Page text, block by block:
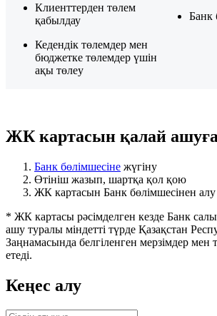
Клиенттерден төлем
қабылдау
Кедендік төлемдер мен
бюджетке төлемдер үшін
ақы төлеу
Банк
ЖК картасын қалай
Банк бөлімшесіне жүгіну
Өтініш жазып, шартқа қол қою
ЖК картасын Банк бөлімшесінен алу
* ЖК картасы рәсімделген кезде Банк
ашу туралы міндетті түрде Қазақстан
Заңнамасында белгіленген мерзімдер мен
етеді.
Кеңес алу